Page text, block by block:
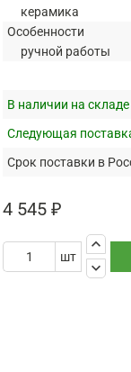
керамика
Особенности
ручной работы
В наличии на
Следующая
Срок поставки в
4 545 ₽
шт
keyboard_arrow_up
keyboard_arrow_down